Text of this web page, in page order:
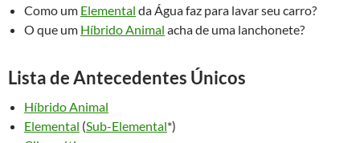
Como um Elemental da Água faz para lavar seu carro?
O que um Híbrido Animal acha de uma lanchonete?
Lista de Antecedentes Únicos
Híbrido Animal
Elemental (Sub-Elemental*)